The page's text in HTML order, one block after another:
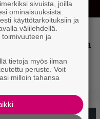
ryydittää
kuvatulla
kusihädässä
sivuista, joilla
ominaisuuksista.
käyttötarkoituksiin ja
välilehdellä.
ja
tietoja myös ilman
peruste. Voit
milloin tahansa